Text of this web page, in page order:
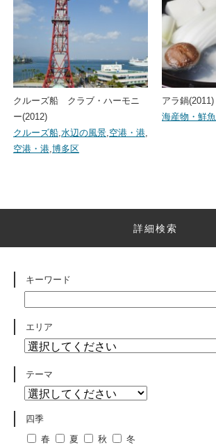
クルーズ船 クラブ・ハーモニ
ー(2012)
クルーズ船,水辺の風景,空港・港,
空港・港,博多区
アラ鍋(2011)
海産物・鮮魚
詳細検索
キーワード
エリア
テーマ
四季
春
夏 秋 冬